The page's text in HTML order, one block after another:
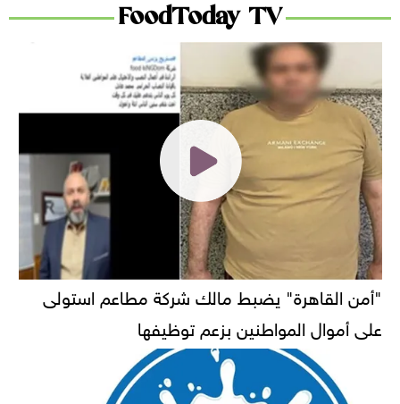
FoodToday TV
"أمن القاهرة" يضبط مالك شركة مطاعم استولى
على أموال المواطنين بزعم توظيفها